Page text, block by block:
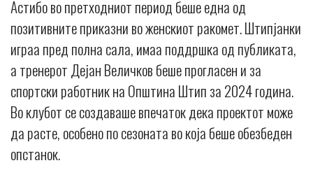
Астибо во претходниот период беше една од
позитивните приказни во женскиот ракомет. Штипјанки
играа пред полна сала, имаа поддршка од публиката,
а тренерот Дејан Величков беше прогласен и за
спортски работник на Општина Штип за 2024 година.
Во клубот се создаваше впечаток дека проектот може
да расте, особено по сезоната во која беше обезбеден
опстанок.